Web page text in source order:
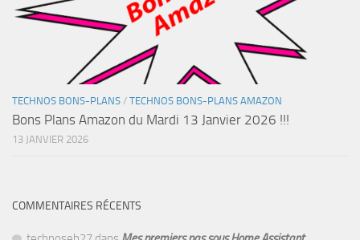
TECHNOS BONS-PLANS / TECHNOS BONS-PLANS AMAZON
Bons Plans Amazon du Mardi 13 Janvier 2026 !!!
13 JANVIER 2026
COMMENTAIRES RÉCENTS